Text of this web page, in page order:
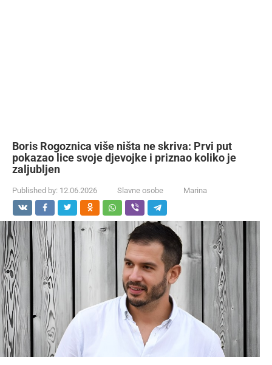
Boris Rogoznica više ništa ne skriva: Prvi put
pokazao lice svoje djevojke i priznao koliko je
zaljubljen
Published by: 12.06.2026 Slavne osobe Marina